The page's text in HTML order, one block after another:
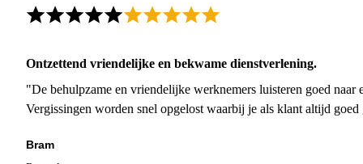
Ontzettend vriendelijke en bekwame dienstverlening.
"De behulpzame en vriendelijke werknemers luisteren goed naar
Vergissingen worden snel opgelost waarbij je als klant altijd
Bram